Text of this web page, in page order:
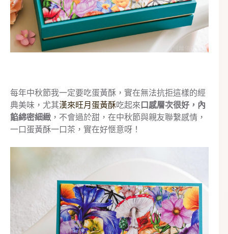
每年中秋節我一定要吃蛋黃酥，實在無法抗拒這樣的經
典美味，尤其漢來旺月蛋黃酥吃起來 口感層次很好，內
餡綿密細緻 ，不會過於甜，在中秋節與親友聯繫感情，
一口蛋黃酥一口茶，實在好愜意呀！